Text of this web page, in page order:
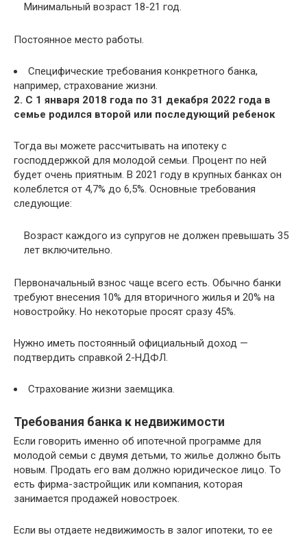
Минимальный возраст 18-21 год.
Постоянное место работы.
Специфические требования конкретного банка,
например, страхование жизни.
2. С 1 января 2018 года по 31 декабря 2022 года в
семье родился второй или последующий ребенок
Тогда вы можете рассчитывать на ипотеку с
господдержкой для молодой семьи. Процент по ней
будет очень приятным. В 2021 году в крупных банках он
колеблется от 4,7% до 6,5%. Основные требования
следующие:
Возраст каждого из супругов не должен превышать 35
лет включительно.
Первоначальный взнос чаще всего есть. Обычно банки
требуют внесения 10% для вторичного жилья и 20% на
новостройку. Но некоторые просят сразу 45%.
Нужно иметь постоянный официальный доход —
подтвердить справкой 2-НДФЛ.
Страхование жизни заемщика.
Требования банка к недвижимости
Если говорить именно об ипотечной программе для
молодой семьи с двумя детьми, то жилье должно быть
новым. Продать его вам должно юридическое лицо. То
есть фирма-застройщик или компания, которая
занимается продажей новостроек.
Если вы отдаете недвижимость в залог ипотеки, то ее